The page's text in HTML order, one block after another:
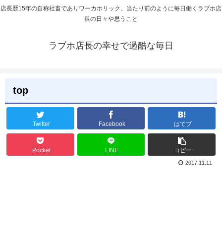
店長歴15年の自称社畜でありワーカホリック。当たり前のように毎日働くラブホ店
長の日々や思うこと
ラブホ店長の幸せで過酷な毎日
top
Twitter Facebook はてブ
Pocket LINE コピー
2017.11.11